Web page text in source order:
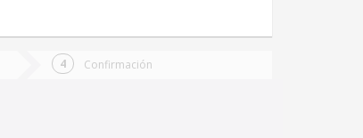
Confirmación